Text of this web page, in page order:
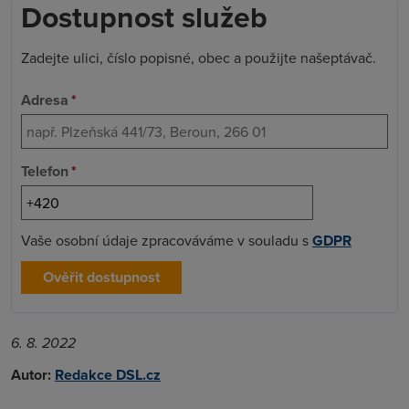
Dostupnost služeb
Zadejte ulici, číslo popisné, obec a použijte našeptávač.
Adresa*
Telefon*
Vaše osobní údaje zpracováváme v souladu sGDPR
Ověřit dostupnost
6. 8. 2022
Autor: Redakce DSL.cz